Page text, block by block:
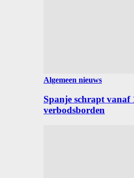
Algemeen nieuws
Spanje schrapt vanaf
verbodsborden